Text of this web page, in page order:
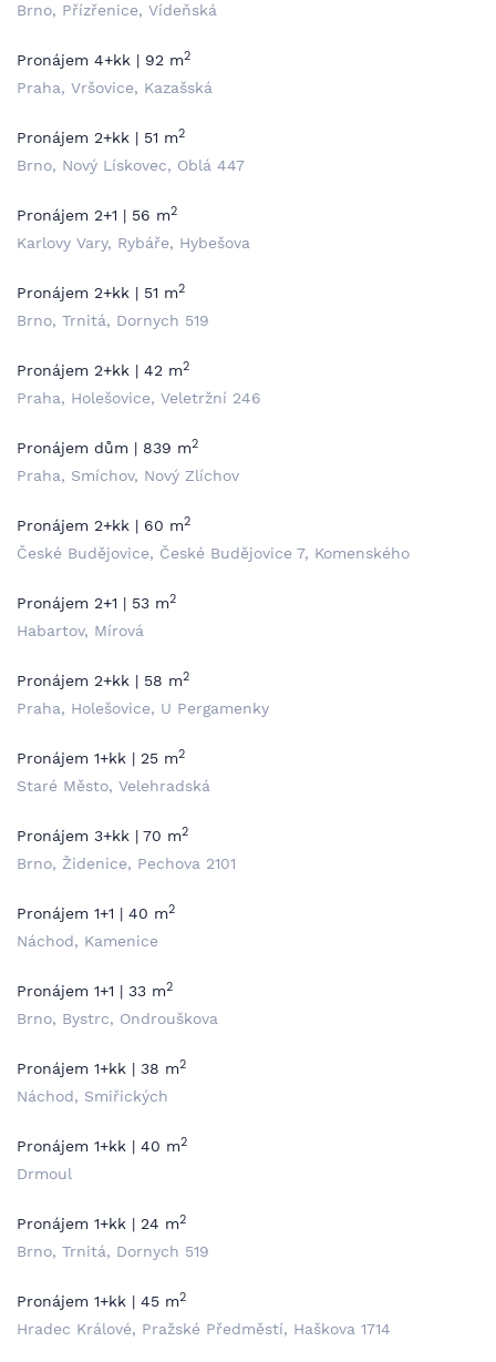
Brno, Přízřenice, Vídeňská
Pronájem 4+kk | 92 m2
Praha, Vršovice, Kazašská
Pronájem 2+kk | 51 m2
Brno, Nový Lískovec, Oblá 447
Pronájem 2+1 | 56 m2
Karlovy Vary, Rybáře, Hybešova
Pronájem 2+kk | 51 m2
Brno, Trnitá, Dornych 519
Pronájem 2+kk | 42 m2
Praha, Holešovice, Veletržní 246
Pronájem dům | 839 m2
Praha, Smíchov, Nový Zlíchov
Pronájem 2+kk | 60 m2
České Budějovice, České Budějovice 7, Komenského
Pronájem 2+1 | 53 m2
Habartov, Mírová
Pronájem 2+kk | 58 m2
Praha, Holešovice, U Pergamenky
Pronájem 1+kk | 25 m2
Staré Město, Velehradská
Pronájem 3+kk | 70 m2
Brno, Židenice, Pechova 2101
Pronájem 1+1 | 40 m2
Náchod, Kamenice
Pronájem 1+1 | 33 m2
Brno, Bystrc, Ondrouškova
Pronájem 1+kk | 38 m2
Náchod, Smiřických
Pronájem 1+kk | 40 m2
Drmoul
Pronájem 1+kk | 24 m2
Brno, Trnitá, Dornych 519
Pronájem 1+kk | 45 m2
Hradec Králové, Pražské Předměstí, Haškova 1714